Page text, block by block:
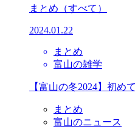
まとめ （すべて）
2024.01.22
まとめ
富山の雑学
【富山の冬2024】初め
まとめ
富山のニュース